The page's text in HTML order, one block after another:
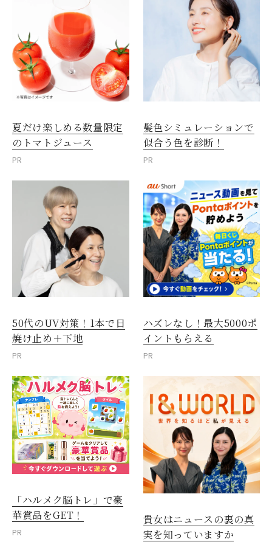
夏だけ楽しめる数量限定
のトマトジュース
PR
髪色シミュレーションで
似合う色を診断！
PR
50代のUV対策！1本で日
焼け止め＋下地
PR
ハズレなし！最大5000ポ
イントもらえる
PR
「ハルメク脳トレ」で豪
華賞品をGET！
PR
貴女はニュースの裏の真
実を知っていますか